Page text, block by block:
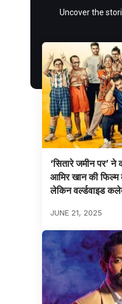
Uncover the
‘सितारे जमीन पर’
आमिर खान की फिल्म
लेकिन वर्ल्डवाइड
JUNE 21, 2025